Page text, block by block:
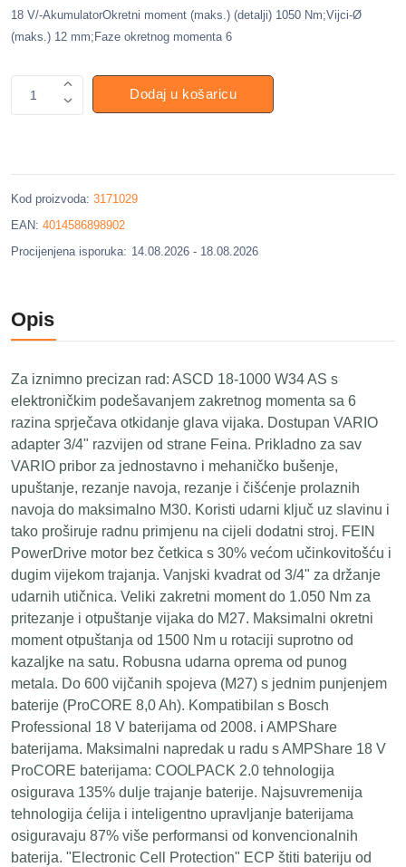
18 V/-AkumulatorOkretni moment (maks.) (detalji) 1050 Nm;Vijci-Ø
(maks.) 12 mm;Faze okretnog momenta 6
1 Dodaj u košaricu
Kod proizvoda: 3171029
EAN: 4014586898902
Procijenjena isporuka: 14.08.2026 - 18.08.2026
Opis
Za iznimno precizan rad: ASCD 18-1000 W34 AS s
elektroničkim podešavanjem zakretnog momenta sa 6
razina sprječava otkidanje glava vijaka. Dostupan VARIO
adapter 3/4" razvijen od strane Feina. Prikladno za sav
VARIO pribor za jednostavno i mehaničko bušenje,
upuštanje, rezanje navoja, rezanje i čišćenje prolaznih
navoja do maksimalno M30. Koristi udarni ključ uz slavinu i
tako proširuje radnu primjenu na cijeli dodatni stroj. FEIN
PowerDrive motor bez četkica s 30% većom učinkovitošću i
dugim vijekom trajanja. Vanjski kvadrat od 3/4" za držanje
udarnih utičnica. Veliki zakretni moment do 1.050 Nm za
pritezanje i otpuštanje vijaka do M27. Maksimalni okretni
moment otpuštanja od 1500 Nm u rotaciji suprotno od
kazaljke na satu. Robusna udarna oprema od punog
metala. Do 600 vijčanih spojeva (M27) s jednim punjenjem
baterije (ProCORE 8,0 Ah). Kompatibilan s Bosch
Professional 18 V baterijama od 2008. i AMPShare
baterijama. Maksimalni napredak u radu s AMPShare 18 V
ProCORE baterijama: COOLPACK 2.0 tehnologija
osigurava 135% dulje trajanje baterije. Najsuvremenija
tehnologija ćelija i inteligentno upravljanje baterijama
osiguravaju 87% više performansi od konvencionalnih
baterija. "Electronic Cell Protection" ECP štiti bateriju od